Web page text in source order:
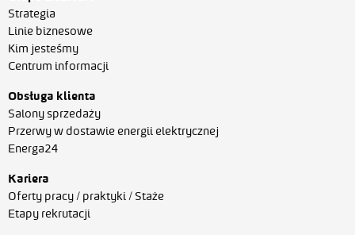
Strategia
Linie biznesowe
Kim jesteśmy
Centrum informacji
Obsługa klienta
Salony sprzedaży
Przerwy w dostawie energii elektrycznej
Energa24
Kariera
Oferty pracy / praktyki / Staże
Etapy rekrutacji